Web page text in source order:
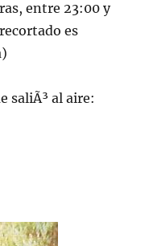
entre 23:00 y
es
saliÃ³ al aire: